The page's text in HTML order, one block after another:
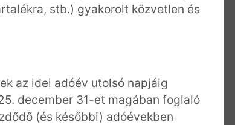
stb.) gyakorolt közvetlen és
az idei adóév utolsó napjáig
december 31-et magában foglaló
(és későbbi) adóévekben